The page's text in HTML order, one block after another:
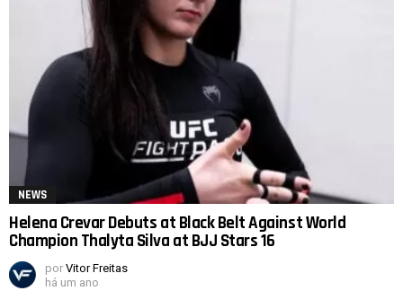
NEWS
Helena Crevar Debuts at Black Belt Against World
Champion Thalyta Silva at BJJ Stars 16
por Vitor Freitas
há um ano